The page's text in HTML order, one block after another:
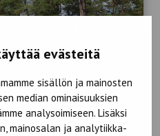
evästeitä
sisällön ja mainosten
median ominaisuuksien
analysoimiseen. Lisäksi
mainosalan ja analytiikka-